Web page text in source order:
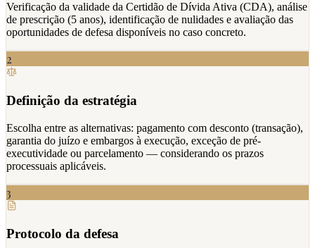
Verificação da validade da Certidão de Dívida Ativa (CDA), análise
de prescrição (5 anos), identificação de nulidades e avaliação das
oportunidades de defesa disponíveis no caso concreto.
2
Definição da estratégia
Escolha entre as alternativas: pagamento com desconto (transação),
garantia do juízo e embargos à execução, exceção de pré-
executividade ou parcelamento — considerando os prazos
processuais aplicáveis.
3
Protocolo da defesa